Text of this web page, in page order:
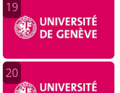
19
20